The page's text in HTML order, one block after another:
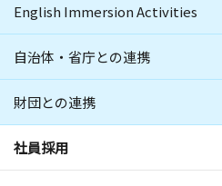
English Immersion Activities
自治体・省庁との連携
財団との連携
社員採用